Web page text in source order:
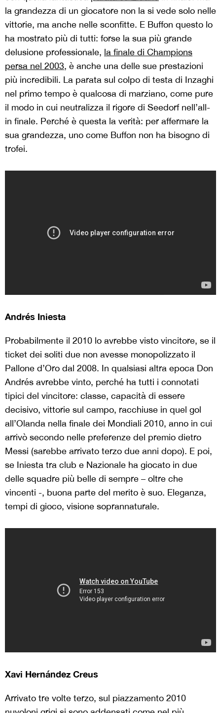
la grandezza di un giocatore non la si vede solo nelle
vittorie, ma anche nelle sconfitte. E Buffon questo lo
ha mostrato più di tutti: forse la sua più grande
delusione professionale, la finale di Champions
persa nel 2003, è anche una delle sue prestazioni
più incredibili. La parata sul colpo di testa di Inzaghi
nel primo tempo è qualcosa di marziano, come pure
il modo in cui neutralizza il rigore di Seedorf nell’all-
in finale. Perché è questa la verità: per affermare la
sua grandezza, uno come Buffon non ha bisogno di
trofei.
Andrés Iniesta
Probabilmente il 2010 lo avrebbe visto vincitore, se il
ticket dei soliti due non avesse monopolizzato il
Pallone d’Oro dal 2008. In qualsiasi altra epoca Don
Andrés avrebbe vinto, perché ha tutti i connotati
tipici del vincitore: classe, capacità di essere
decisivo, vittorie sul campo, racchiuse in quel gol
all’Olanda nella finale dei Mondiali 2010, anno in cui
arrivò secondo nelle preferenze del premio dietro
Messi (sarebbe arrivato terzo due anni dopo). E poi,
se Iniesta tra club e Nazionale ha giocato in due
delle squadre più belle di sempre – oltre che
vincenti -, buona parte del merito è suo. Eleganza,
tempi di gioco, visione soprannaturale.
Xavi Hernández Creus
Arrivato tre volte terzo, sul piazzamento 2010